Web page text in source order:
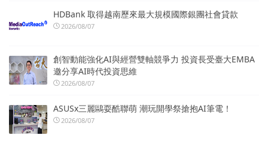
HDBank 取得越南歷來最大規模國際銀團社會貸款
2026/08/07
創智動能強化AI與經營雙軸競爭力 投資長受臺大EMBA
邀分享AI時代投資思維
2026/08/07
ASUSx三麗鷗耍酷聯萌 潮玩開學祭搶抱AI筆電！
2026/08/07